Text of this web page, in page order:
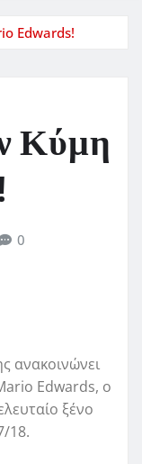
Edwards!
Κύμη
0
ανακοινώνει
Edwards, ο
ξένο
18.